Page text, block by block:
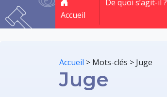
Accueil
De quoi s’agit-il ?
Accueil > Mots-clés > Juge
Juge